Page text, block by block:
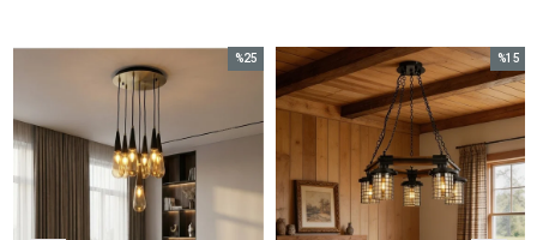
%15
İndirim
%15İndirim